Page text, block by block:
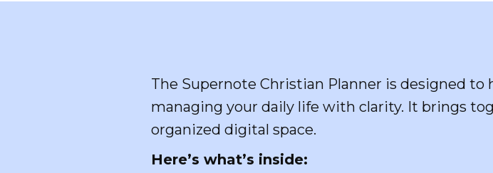
The Supernote Christian Planner is designed
managing your daily life with clarity. It brings
organized digital space.
Here’s what’s inside: